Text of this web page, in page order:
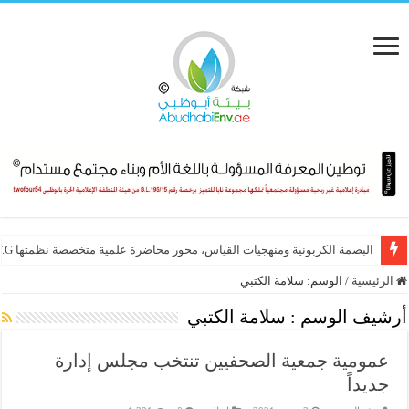
البصمة الكربونية ومنهجيات القياس، محور محاضرة علمية متخصصة نظمتها E.T.G
الرئيسية / الوسم: سلامة الكتبي
أرشيف الوسم : سلامة الكتبي
عمومية جمعية الصحفيين تنتخب مجلس إدارة
جديداً